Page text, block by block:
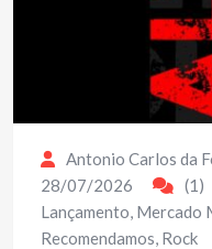
Antonio Carlos da
28/07/2026
(1)
Lançamento, Mercado
Recomendamos, Rock